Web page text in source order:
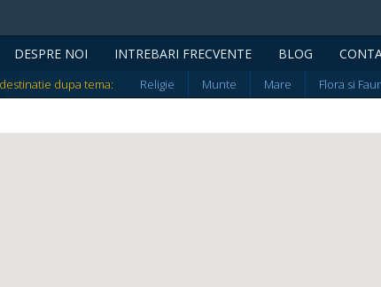
DESPRE NOI INTREBARI FRECVENTE BLOG
dupa tema:
Religie Munte Mare Flora si